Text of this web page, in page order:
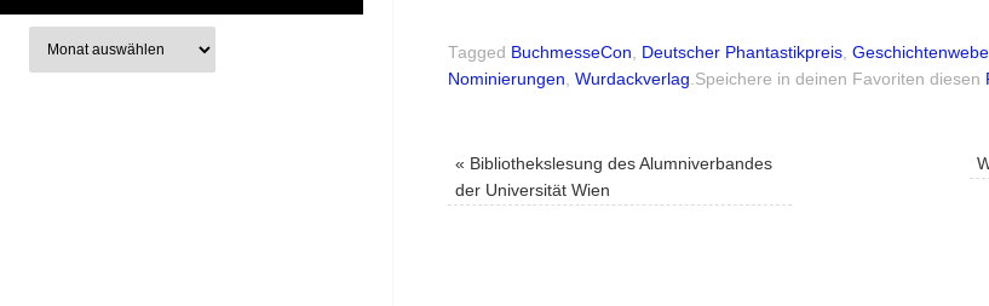
Tagged BuchmesseCon, Deutscher Phantastikpreis,
Nominierungen, Wurdackverlag.Speichere in deinen Favoriten diesen
« Bibliothekslesung des Alumniverbandes
der Universität Wien